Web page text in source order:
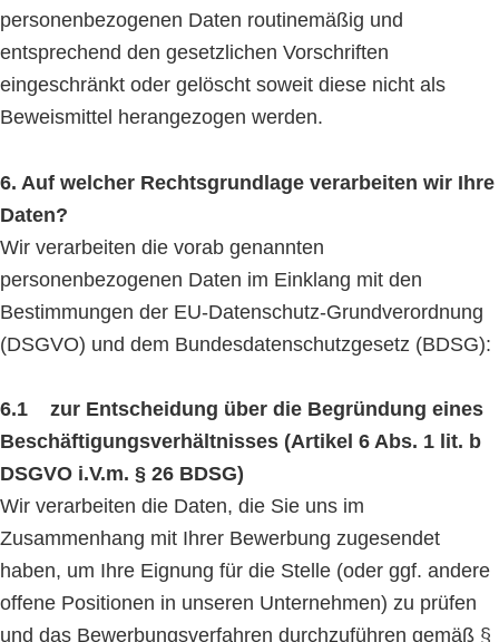
personenbezogenen Daten routinemäßig und
entsprechend den gesetzlichen Vorschriften
eingeschränkt oder gelöscht soweit diese nicht als
Beweismittel herangezogen werden.
6. Auf welcher Rechtsgrundlage verarbeiten wir Ihre
Daten?
Wir verarbeiten die vorab genannten
personenbezogenen Daten im Einklang mit den
Bestimmungen der EU-Datenschutz-Grundverordnung
(DSGVO) und dem Bundesdatenschutzgesetz (BDSG):
6.1 zur Entscheidung über die Begründung eines
Beschäftigungsverhältnisses (Artikel 6 Abs. 1 lit. b
DSGVO i.V.m. § 26 BDSG)
Wir verarbeiten die Daten, die Sie uns im
Zusammenhang mit Ihrer Bewerbung zugesendet
haben, um Ihre Eignung für die Stelle (oder ggf. andere
offene Positionen in unseren Unternehmen) zu prüfen
und das Bewerbungsverfahren durchzuführen gemäß §